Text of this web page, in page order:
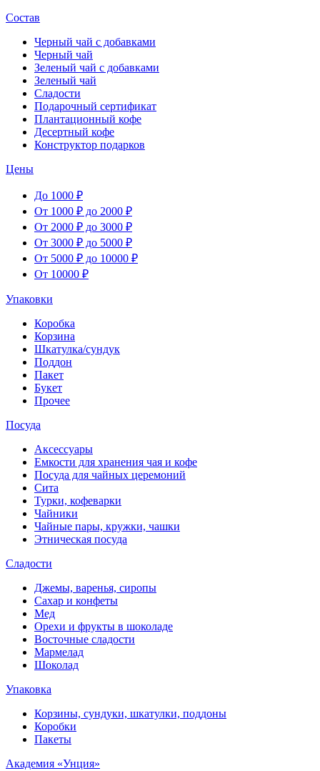
Состав
Черный чай с добавками
Черный чай
Зеленый чай с добавками
Зеленый чай
Сладости
Подарочный сертификат
Плантационный кофе
Десертный кофе
Конструктор подарков
Цены
До 1000 ₽
От 1000 ₽ до 2000 ₽
От 2000 ₽ до 3000 ₽
От 3000 ₽ до 5000 ₽
От 5000 ₽ до 10000 ₽
От 10000 ₽
Упаковки
Коробка
Корзина
Шкатулка/сундук
Поддон
Пакет
Букет
Прочее
Посуда
Аксессуары
Емкости для хранения чая и кофе
Посуда для чайных церемоний
Сита
Турки, кофеварки
Чайники
Чайные пары, кружки, чашки
Этническая посуда
Сладости
Джемы, варенья, сиропы
Сахар и конфеты
Мед
Орехи и фрукты в шоколаде
Восточные сладости
Мармелад
Шоколад
Упаковка
Корзины, сундуки, шкатулки, поддоны
Коробки
Пакеты
Академия «Унция»